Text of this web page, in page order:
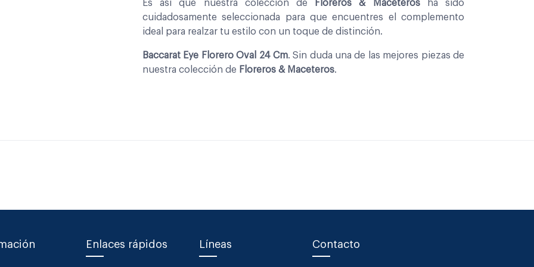
Es asi que nuestra coleccion de Floreros & Maceterosha sido
cuidadosamente seleccionada para que encuentres el complemento
ideal para realzar tu estilo con un toque de distinción.
Baccarat Eye Florero Oval 24 Cm. Sin duda una de las mejores piezas de
nuestra colección de Floreros & Maceteros.
Enlaces rápidos Líneas Contacto